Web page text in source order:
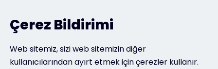
Çerez Bildirimi
Web sitemiz, sizi web sitemizin diğer
kullanıcılarından ayırt etmek için çerezler kullanır.